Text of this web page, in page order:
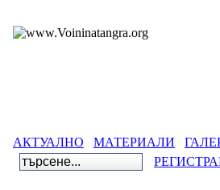
АКТУАЛНО МАТЕРИАЛИ